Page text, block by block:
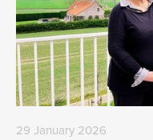
29 January 2026